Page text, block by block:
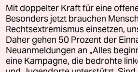
Kantine
Shop
Anzeigen
Mit doppelter Kraft für eine
Besonders jetzt brauchen
Rechtsextremismus einsetzen,
Daher gehen 50 Prozent der
Neuanmeldungen an „Alles
eine Kampagne, die bedrohte